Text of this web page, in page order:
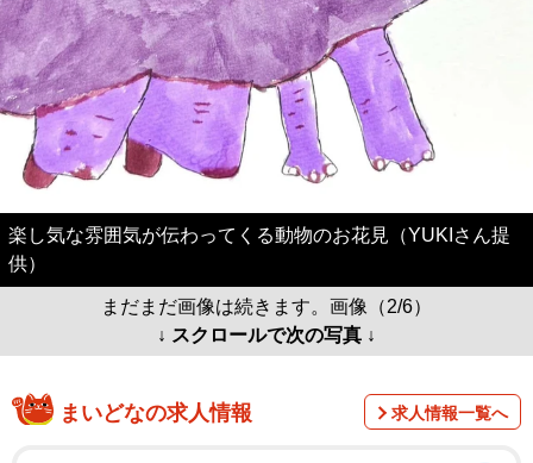
楽し気な雰囲気が伝わってくる動物のお花見（YUKIさん提
供）
まだまだ画像は続きます。画像（2/6）
↓ スクロールで次の写真 ↓
まいどなの求人情報 求人情報一覧へ